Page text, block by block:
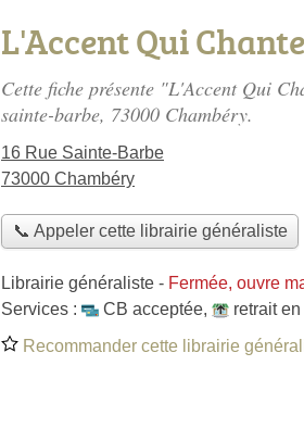
L'Accent Qui Chante
Cette fiche présente "L'Accent Qui
sainte-barbe, 73000 Chambéry.
16 Rue Sainte-Barbe
73000 Chambéry
📞 Appeler cette librairie généraliste
Librairie généraliste - Fermée, ouvre
Services :
CB acceptée,
retrait
Recommander cette librairie